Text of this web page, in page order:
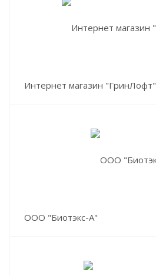
Интернет магазин "ГринЛофт"
ООО "Биотэкс-А"